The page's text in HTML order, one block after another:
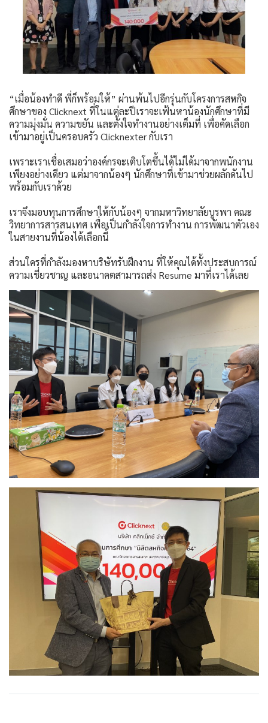
“เมื่อน้องทำดี พี่ก็พร้อมให้” ผ่านพ้นไปอีกรุ่นกับโครงการสหกิจ
ศึกษาของ Clicknext ที่ในแต่ละปีเราจะเฟ้นหาน้องนักศึกษาที่มี
ความมุ่งมั่น ความขยัน และตั้งใจทำงานอย่างเต็มที่ เพื่อคัดเลือก
เข้ามาอยู่เป็นครอบครัว Clicknexter กับเรา
เพราะเราเชื่อเสมอว่าองค์กรจะเติบโตขึ้นได้ไม่ได้มาจากพนักงาน
เพียงอย่างเดียว แต่มาจากน้องๆ นักศึกษาที่เข้ามาช่วยผลักดันไป
พร้อมกับเราด้วย
เราจึงมอบทุนการศึกษาให้กับน้องๆ จากมหาวิทยาลัยบูรพา คณะ
วิทยาการสารสนเทศ เพื่อเป็นกำลังใจการทำงาน การพัฒนาตัวเอง
ในสายงานที่น้องได้เลือกนี้
ส่วนใครที่กำลังมองหาบริษัทรับฝึกงาน ที่ให้คุณได้ทั้งประสบการณ์
ความเชี่ยวชาญ และอนาคตสามารถส่ง Resume มาที่เราได้เลย